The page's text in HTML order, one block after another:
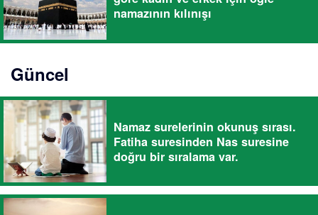
namazının kılınışı
Güncel
Namaz surelerinin okunuş sırası.
Fatiha suresinden Nas suresine
doğru bir sıralama var.